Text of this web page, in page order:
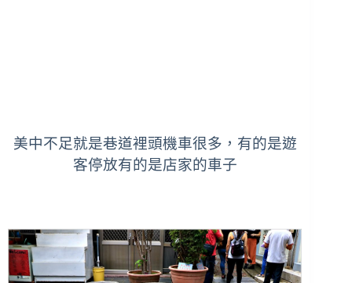
美中不足就是巷道裡頭機車很多，有的是遊
客停放有的是店家的車子